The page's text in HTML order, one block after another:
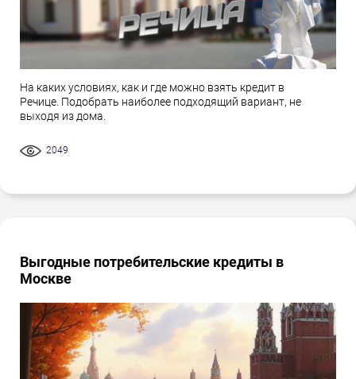
На каких условиях, как и где можно взять кредит в
Речице. Подобрать наиболее подходящий вариант, не
выходя из дома.
2049
Выгодные потребительские кредиты в
Москве